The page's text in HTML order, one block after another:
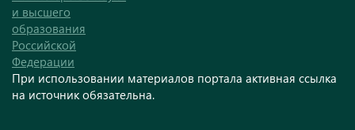
и высшего
образования
Российской
Федерации
При использовании материалов портала активная ссылка
на источник обязательна.